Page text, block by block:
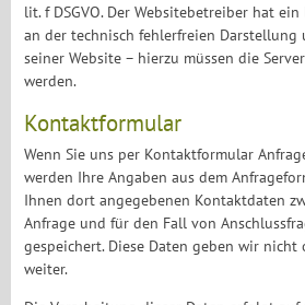
lit. f DSGVO. Der Websitebetreiber hat
an der technisch fehlerfreien
seiner Website – hierzu müssen die
werden.
Kontaktformular
Wenn Sie uns per Kontaktformular
werden Ihre Angaben aus dem
Ihnen dort angegebenen Kontaktdaten
Anfrage und für den Fall von
gespeichert. Diese Daten geben wir
weiter.